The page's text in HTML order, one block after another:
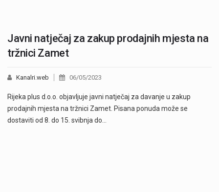
Javni natječaj za zakup prodajnih mjesta na
tržnici Zamet
Kanalri.web 06/05/2023
Rijeka plus d.o.o. objavljuje javni natječaj za davanje u zakup
prodajnih mjesta na tržnici Zamet. Pisana ponuda može se
dostaviti od 8. do 15. svibnja do…